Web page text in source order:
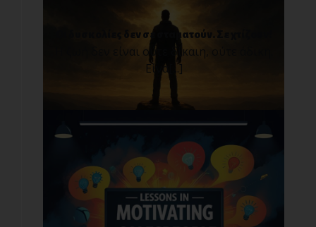
Οι δυσκολίες δεν σε σταματούν. Σε χτίζουν!
Η ζωή δεν είναι ούτε δίκαιη, ούτε άδικη.
Είνα[...]